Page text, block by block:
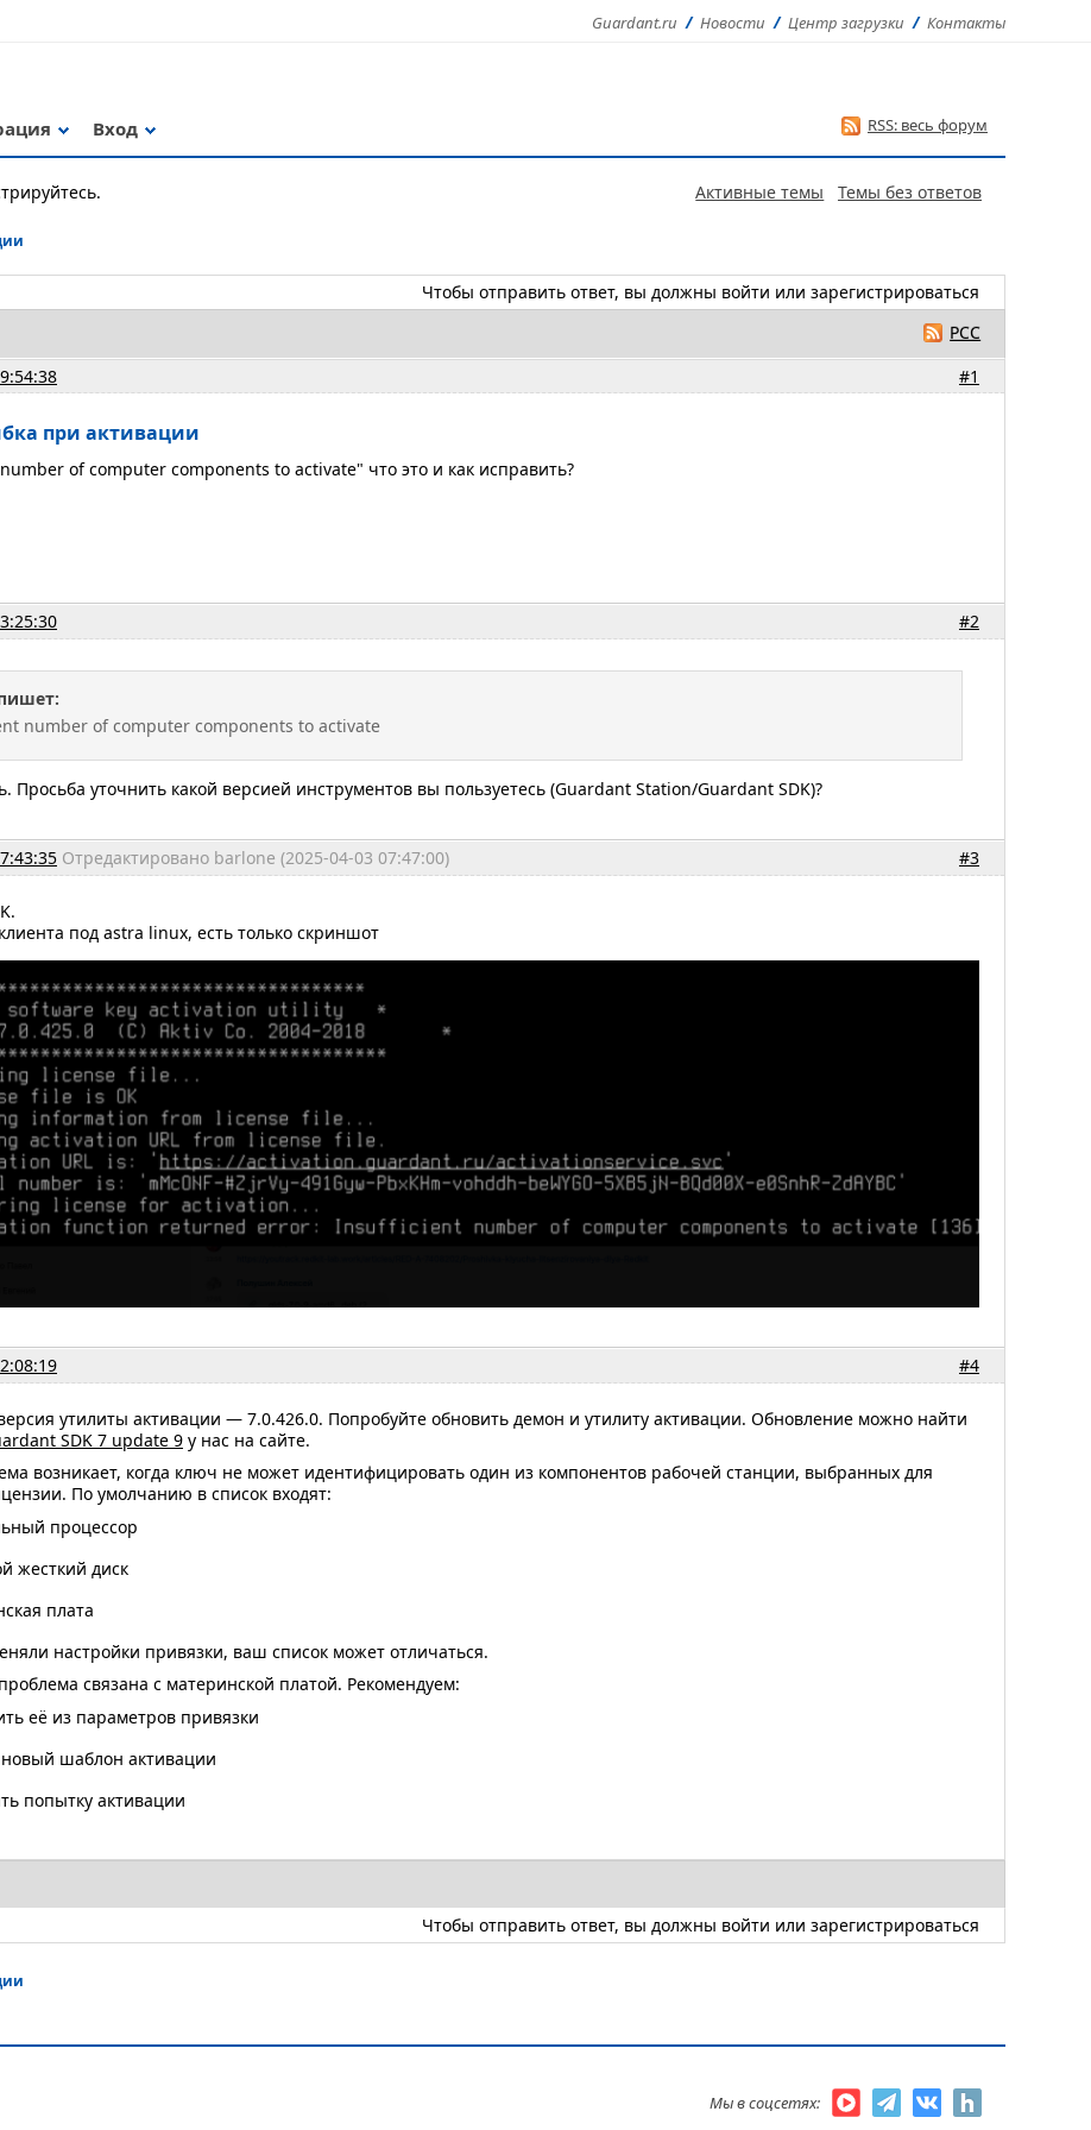
Guardant.ru Новости Центр загрузки Контакты
Вход RSS: весь форум
Активные темы Темы без ответов
Чтобы отправить ответ, вы должны войти или зарегистрироваться
РСС
#1
при активации
of computer components to activate" что это и как исправить?
#2
number of computer components to activate
Просьба уточнить какой версией инструментов вы пользуетесь (Guardant Station/Guardant SDK)?
#3
Отредактировано barlone (2025-04-03 07:47:00)
под astra linux, есть только скриншот
#4
утилиты активации — 7.0.426.0. Попробуйте обновить демон и утилиту активации. Обновление можно найти
SDK 7 update 9 у нас на сайте.
возникает, когда ключ не может идентифицировать один из компонентов рабочей станции, выбранных для
По умолчанию в список входят:
процессор
жесткий диск
плата
настройки привязки, ваш список может отличаться.
связана с материнской платой. Рекомендуем:
её из параметров привязки
новый шаблон активации
попытку активации
Чтобы отправить ответ, вы должны войти или зарегистрироваться
Мы в соцсетях: